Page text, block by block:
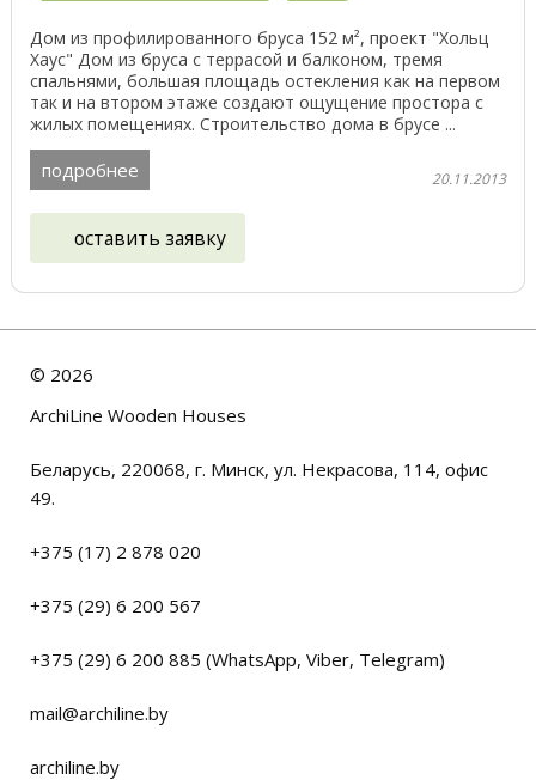
Дом из профилированного бруса 152 м², проект "Хольц
Хаус" Дом из бруса с террасой и балконом, тремя
спальнями, большая площадь остекления как на первом
так и на втором этаже создают ощущение простора с
жилых помещениях. Строительство дома в брусе ...
подробнее 20.11.2013
оставить заявку
© 2026
ArchiLine Wooden Houses
Беларусь, 220068, г. Минск, ул. Некрасова, 114, офис
49.
+375 (17) 2 878 020
+375 (29) 6 200 567
+375 (29) 6 200 885 (WhatsApp, Viber, Telegram)
mail@archiline.by
archiline.by